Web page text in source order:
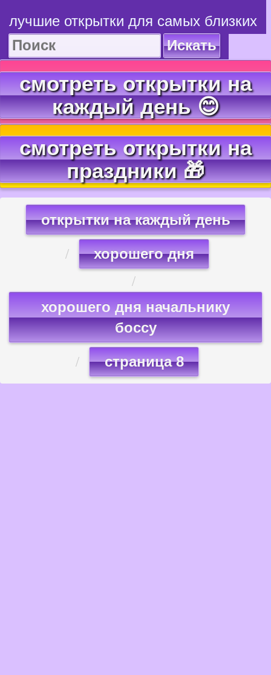
лучшие открытки для самых близких
Искать
смотреть открытки на
каждый день 😊
смотреть открытки на
праздники 🎁
открытки на каждый день
хорошего дня
хорошего дня начальнику
боссу
страница 8